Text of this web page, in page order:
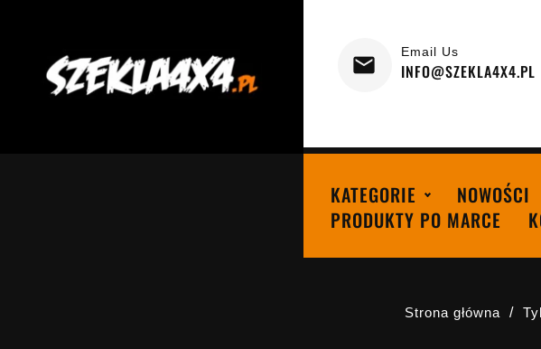
Email Us
INFO@SZEKLA4X4.PL
KATEGORIE NOWOŚCI
PRODUKTY PO MARCE
Strona główna